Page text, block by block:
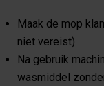
Maak de mop
niet vereist)
Na gebruik
wasmiddel